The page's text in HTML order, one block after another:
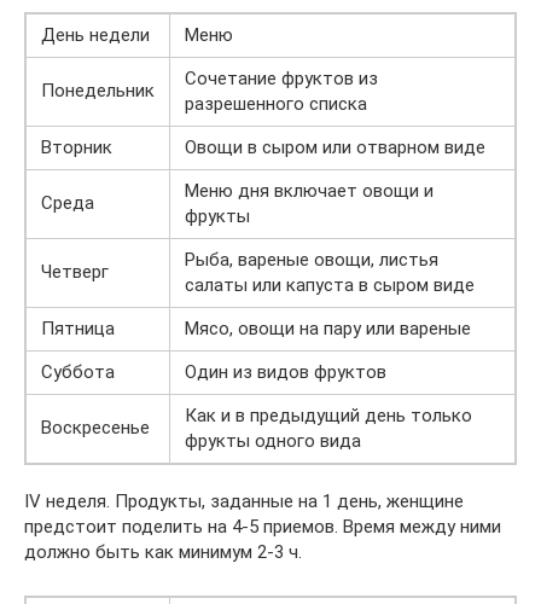
День недели Меню
Понедельник
Сочетание фруктов из
разрешенного списка
Вторник
Овощи в сыром или отварном виде
Среда
Меню дня включает овощи и
фрукты
Четверг
Рыба, вареные овощи, листья
салаты или капуста в сыром виде
Пятница
Мясо, овощи на пару или вареные
Суббота
Один из видов фруктов
Воскресенье
Как и в предыдущий день только
фрукты одного вида
IV неделя. Продукты, заданные на 1 день, женщине
предстоит поделить на 4-5 приемов. Время между ними
должно быть как минимум 2-3 ч.